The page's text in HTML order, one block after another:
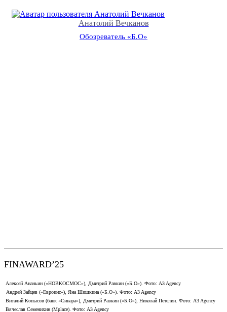
Анатолий Вечканов
Обозреватель «Б.О»
FINAWARD’25
Алексей Ананьин («НОВКОСМОС»), Дмитрий Равкин («Б.О»). Фото: A3 Agency
Андрей Зайцев («Евроинс»), Яна Шишкина («Б.О»). Фото: A3 Agency
Виталий Копысов (банк «Синара»), Дмитрий Равкин («Б.О»), Николай Петелин. Фото: A3 Agency
Вячеслав Семенихин (Mplace). Фото: A3 Agency